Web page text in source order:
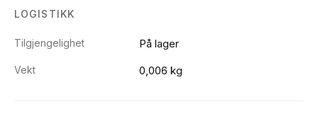
LOGISTIKK
Tilgjengelighet På lager
Vekt 0,006 kg